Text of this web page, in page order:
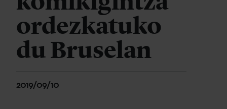
ordezkatuko
du Bruselan
2019/09/10